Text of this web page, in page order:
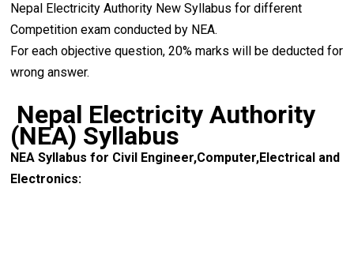
Nepal Electricity Authority New Syllabus for different
Competition exam conducted by NEA.
For each objective question, 20% marks will be deducted for
wrong answer.
Nepal Electricity Authority
(NEA) Syllabus
NEA Syllabus for Civil Engineer,Computer,Electrical and
Electronics: